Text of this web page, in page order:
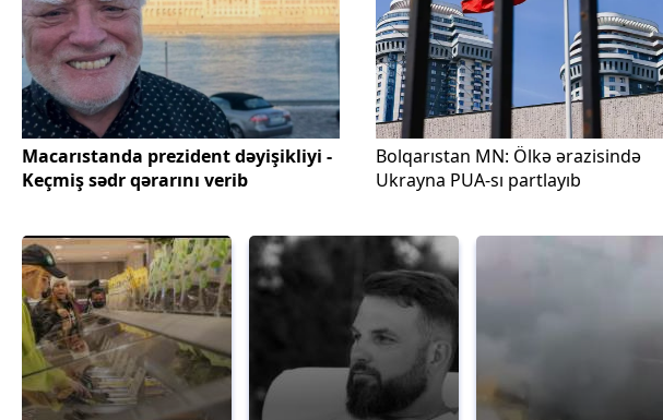
Macarıstanda prezident dəyişikliyi -
Keçmiş sədr qərarını verib
Bolqarıstan MN: Ölkə ərazisində
Ukrayna PUA-sı partlayıb